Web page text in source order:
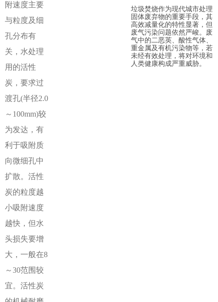
附速度主要
与粒度及细
孔分布有
关，水处理
用的活性
炭，要求过
渡孔(半径2.0
～100mm)较
为发达，有
利于吸附质
向微细孔中
扩散。活性
炭的粒度越
小吸附速度
越快，但水
头损失要增
大，一般在8
～30范围较
宜。活性炭
垃圾焚烧作为现代城市处理
固体废弃物的重要手段，其
高效减量化的特性显著，但
废气污染问题依然严峻。废
气中的二恶英、酸性气体、
重金属及有机污染物等，若
未经有效处理，将对环境和
人类健康构成严重威胁。